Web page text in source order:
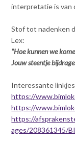
interpretatie is van
Stof tot nadenken
Lex:
“Hoe kunnen we
Jouw steentje
Interessante
https://
https://
https://
ages/208361345/